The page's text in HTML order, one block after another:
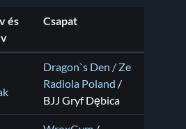
és
Csapat
Dragon`s Den / Ze
Radiola Poland /
BJJ Gryf Dębica